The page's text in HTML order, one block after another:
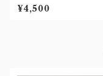
¥4,500